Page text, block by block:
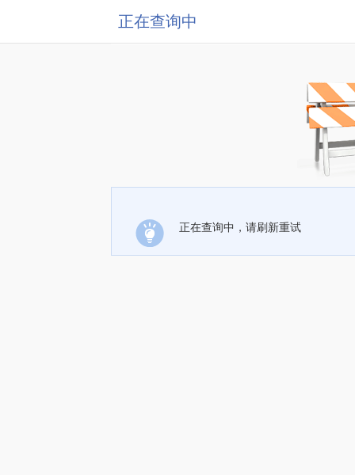
正在查询中
正在查询中，请刷新重试